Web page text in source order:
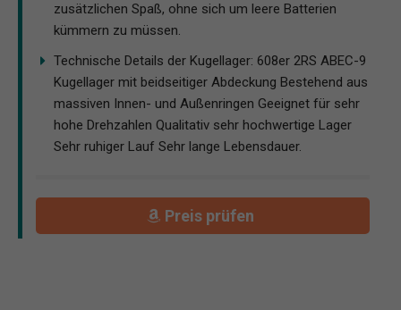
zusätzlichen Spaß, ohne sich um leere Batterien
kümmern zu müssen.
Technische Details der Kugellager: 608er 2RS ABEC-9
Kugellager mit beidseitiger Abdeckung Bestehend aus
massiven Innen- und Außenringen Geeignet für sehr
hohe Drehzahlen Qualitativ sehr hochwertige Lager
Sehr ruhiger Lauf Sehr lange Lebensdauer.
Preis prüfen